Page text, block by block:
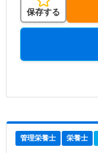
保存する
管理栄養士 栄養士